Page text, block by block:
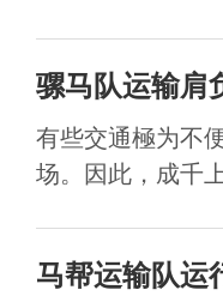
骡马队运输肩
有些交通極为不
场。因此，成千
马帮运输队运